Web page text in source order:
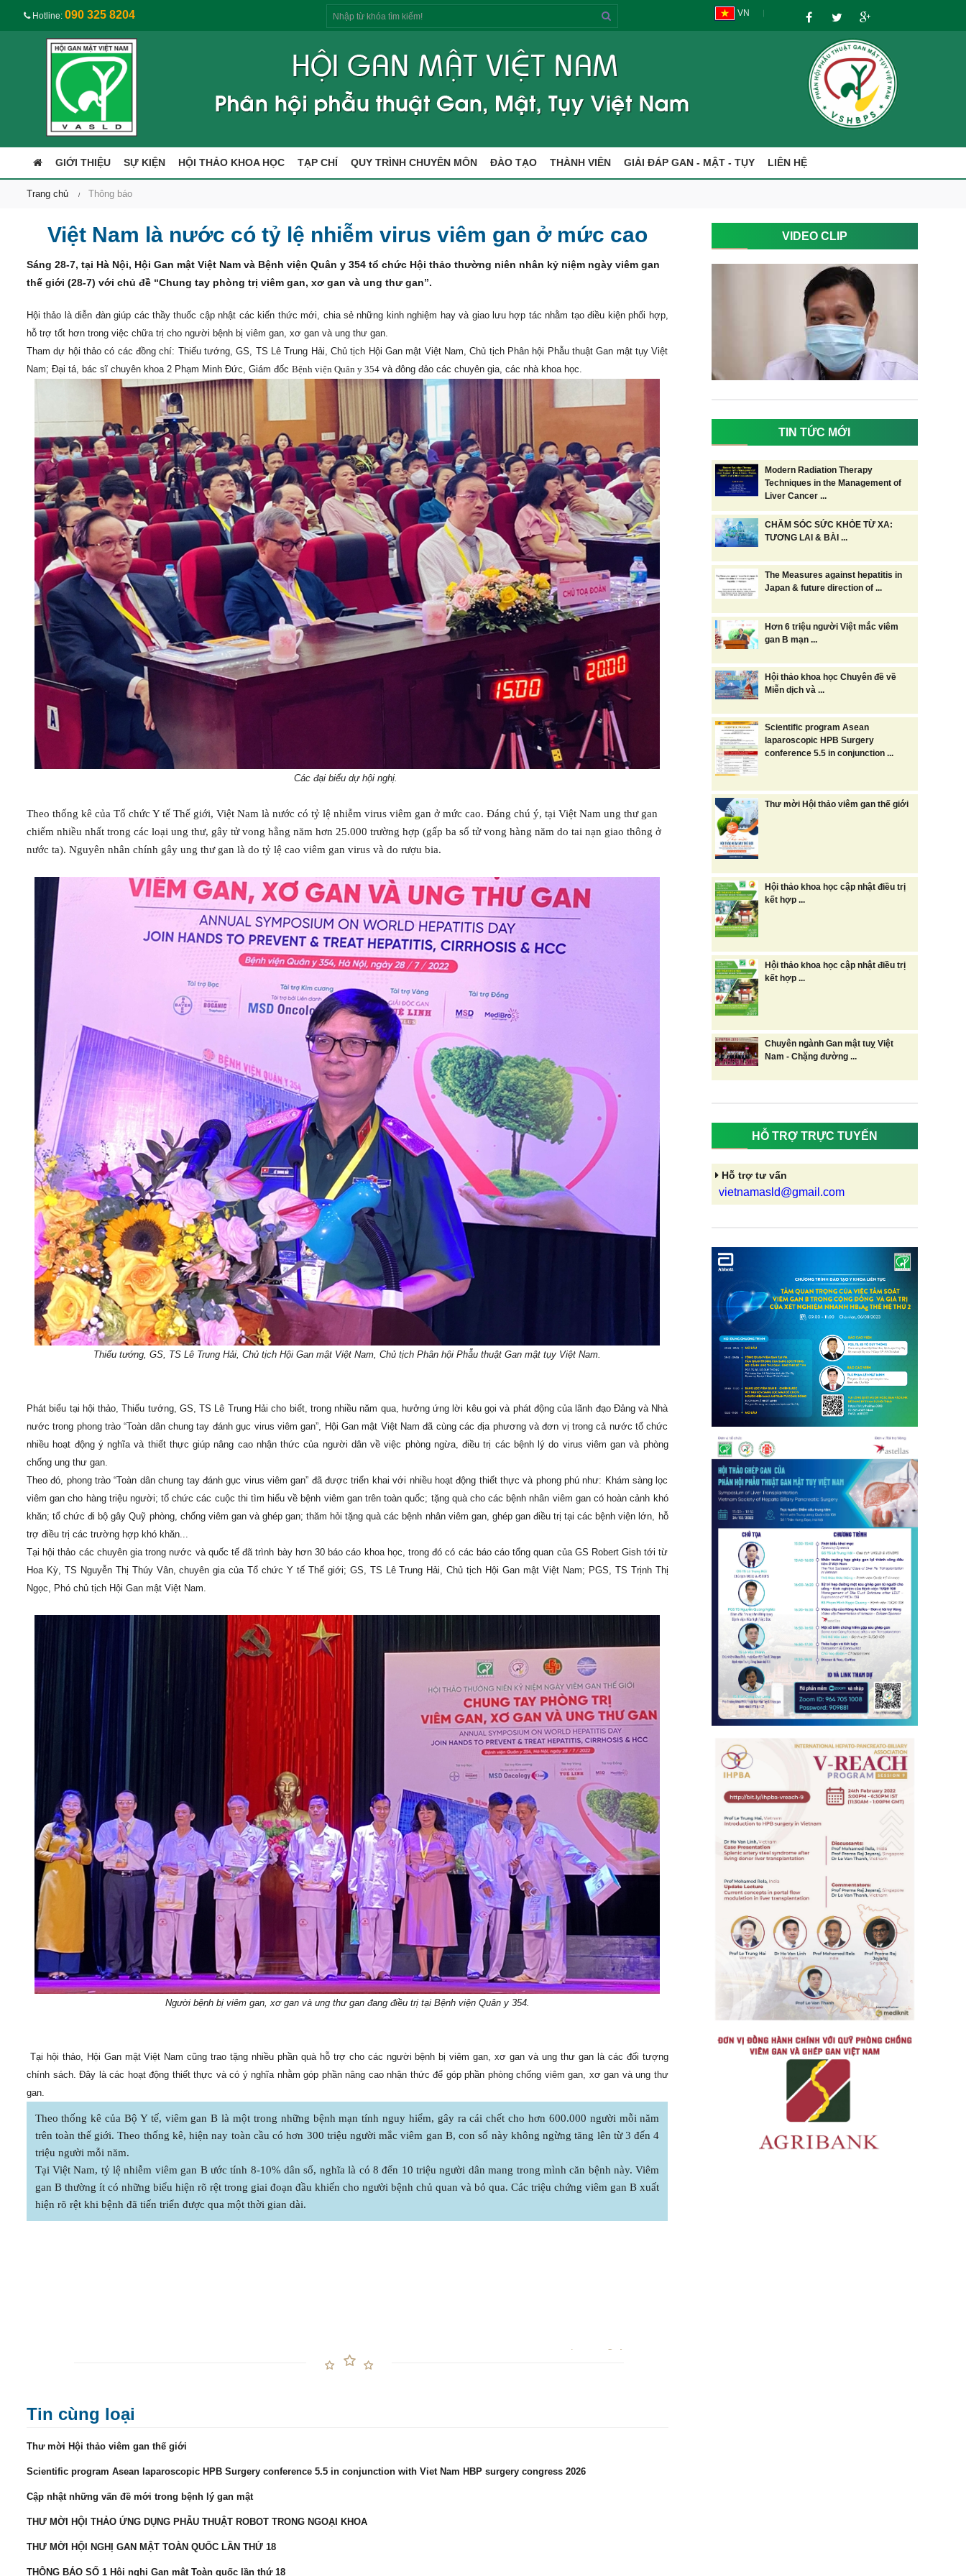
Hotline: 090 325 8204
Tìm
kiếm
VN
GIỚI THIỆU SỰ KIỆN HỘI THẢO KHOA HỌC TẠP CHÍ QUY TRÌNH CHUYÊN MÔN ĐÀO TẠO THÀNH VIÊN GIẢI ĐÁP GAN - MẬT - TỤY LIÊN HỆ
Trang chủ Thông báo
Việt Nam là nước có tỷ lệ nhiễm virus viêm gan ở mức cao
Sáng 28-7, tại Hà Nội, Hội Gan mật Việt Nam và Bệnh viện Quân y 354 tổ chức Hội thảo thường niên nhân kỷ niệm ngày viêm gan
thế giới (28-7) với chủ đề “Chung tay phòng trị viêm gan, xơ gan và ung thư gan”.
Hội thảo là diễn đàn giúp các thầy thuốc cập nhật các kiến thức mới, chia sẻ những kinh nghiệm hay và giao lưu hợp tác nhằm tạo điều kiện phối hợp,
hỗ trợ tốt hơn trong việc chữa trị cho người bệnh bị viêm gan, xơ gan và ung thư gan.
Tham dự hội thảo có các đồng chí: Thiếu tướng, GS, TS Lê Trung Hải, Chủ tịch Hội Gan mật Việt Nam, Chủ tịch Phân hội Phẫu thuật Gan mật tụy Việt
Nam; Đại tá, bác sĩ chuyên khoa 2 Phạm Minh Đức, Giám đốc Bệnh viện Quân y 354 và đông đảo các chuyên gia, các nhà khoa học.
Các đại biểu dự hội nghị.
Theo thống kê của Tổ chức Y tế Thế giới, Việt Nam là nước có tỷ lệ nhiễm virus viêm gan ở mức cao. Đáng chú ý, tại Việt Nam ung thư gan
chiếm nhiều nhất trong các loại ung thư, gây tử vong hằng năm hơn 25.000 trường hợp (gấp ba số tử vong hàng năm do tai nạn giao thông ở
nước ta). Nguyên nhân chính gây ung thư gan là do tỷ lệ cao viêm gan virus và do rượu bia.
Thiếu tướng, GS, TS Lê Trung Hải, Chủ tịch Hội Gan mật Việt Nam, Chủ tịch Phân hội Phẫu thuật Gan mật tụy Việt Nam.
Phát biểu tại hội thảo, Thiếu tướng, GS, TS Lê Trung Hải cho biết, trong nhiều năm qua, hưởng ứng lời kêu gọi và phát động của lãnh đạo Đảng và Nhà
nước trong phong trào “Toàn dân chung tay đánh gục virus viêm gan”, Hội Gan mật Việt Nam đã cùng các địa phương và đơn vị trong cả nước tổ chức
nhiều hoạt động ý nghĩa và thiết thực giúp nâng cao nhận thức của người dân về việc phòng ngừa, điều trị các bệnh lý do virus viêm gan và phòng
chống ung thư gan.
Theo đó, phong trào “Toàn dân chung tay đánh gục virus viêm gan” đã được triển khai với nhiều hoạt động thiết thực và phong phú như: Khám sàng lọc
viêm gan cho hàng triệu người; tổ chức các cuộc thi tìm hiểu về bệnh viêm gan trên toàn quốc; tặng quà cho các bệnh nhân viêm gan có hoàn cảnh khó
khăn; tổ chức đi bộ gây Quỹ phòng, chống viêm gan và ghép gan; thăm hỏi tặng quà các bệnh nhân viêm gan, ghép gan điều trị tại các bệnh viện lớn, hỗ
trợ điều trị các trường hợp khó khăn...
Tại hội thảo các chuyên gia trong nước và quốc tế đã trình bày hơn 30 báo cáo khoa học, trong đó có các báo cáo tổng quan của GS Robert Gish tới từ
Hoa Kỳ, TS Nguyễn Thị Thúy Vân, chuyên gia của Tổ chức Y tế Thế giới; GS, TS Lê Trung Hải, Chủ tịch Hội Gan mật Việt Nam; PGS, TS Trịnh Thị
Ngọc, Phó chủ tịch Hội Gan mật Việt Nam.
Người bệnh bị viêm gan, xơ gan và ung thư gan đang điều trị tại Bệnh viện Quân y 354.
Tại hội thảo, Hội Gan mật Việt Nam cũng trao tặng nhiều phần quà hỗ trợ cho các người bệnh bị viêm gan, xơ gan và ung thư gan là các đối tượng
chính sách. Đây là các hoạt động thiết thực và có ý nghĩa nhằm góp phần nâng cao nhận thức để góp phần phòng chống viêm gan, xơ gan và ung thư
gan.
Theo thống kê của Bộ Y tế, viêm gan B là một trong những bệnh mạn tính nguy hiểm, gây ra cái chết cho hơn 600.000 người mỗi năm
trên toàn thế giới. Theo thống kê, hiện nay toàn cầu có hơn 300 triệu người mắc viêm gan B, con số này không ngừng tăng lên từ 3 đến 4
triệu người mỗi năm.
Tại Việt Nam, tỷ lệ nhiễm viêm gan B ước tính 8-10% dân số, nghĩa là có 8 đến 10 triệu người dân mang trong mình căn bệnh này. Viêm
gan B thường ít có những biểu hiện rõ rệt trong giai đoạn đầu khiến cho người bệnh chủ quan và bỏ qua. Các triệu chứng viêm gan B xuất
hiện rõ rệt khi bệnh đã tiến triển được qua một thời gian dài.
Tin cùng loại
Thư mời Hội thảo viêm gan thế giới
Scientific program Asean laparoscopic HPB Surgery conference 5.5 in conjunction with Viet Nam HBP surgery congress 2026
Cập nhật những vấn đề mới trong bệnh lý gan mật
THƯ MỜI HỘI THẢO ỨNG DỤNG PHẪU THUẬT ROBOT TRONG NGOẠI KHOA
THƯ MỜI HỘI NGHỊ GAN MẬT TOÀN QUỐC LẦN THỨ 18
THÔNG BÁO SỐ 1 Hội nghị Gan mật Toàn quốc lần thứ 18
VIDEO CLIP
TIN TỨC MỚI
Modern Radiation Therapy
Techniques in the Management of
Liver Cancer ...
CHĂM SÓC SỨC KHỎE TỪ XA:
TƯƠNG LAI & BÀI ...
The Measures against hepatitis in
Japan & future direction of ...
Hơn 6 triệu người Việt mắc viêm
gan B mạn ...
Hội thảo khoa học Chuyên đề về
Miễn dịch và ...
Scientific program Asean
laparoscopic HPB Surgery
conference 5.5 in conjunction ...
Thư mời Hội thảo viêm gan thế giới
Hội thảo khoa học cập nhật điều trị
kết hợp ...
Hội thảo khoa học cập nhật điều trị
kết hợp ...
Chuyên ngành Gan mật tuỵ Việt
Nam - Chặng đường ...
HỖ TRỢ TRỰC TUYẾN
Hỗ trợ tư vấn
vietnamasld@gmail.com